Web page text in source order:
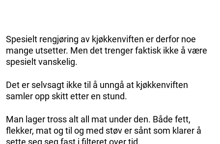
Spesielt rengjøring av kjøkkenviften er derfor noe
mange utsetter. Men det trenger faktisk ikke å være
spesielt vanskelig.
Det er selvsagt ikke til å unngå at kjøkkenviften
samler opp skitt etter en stund.
Man lager tross alt all mat under den. Både fett,
flekker, mat og til og med støv er sånt som klarer å
sette seg seg fast i filteret over tid.